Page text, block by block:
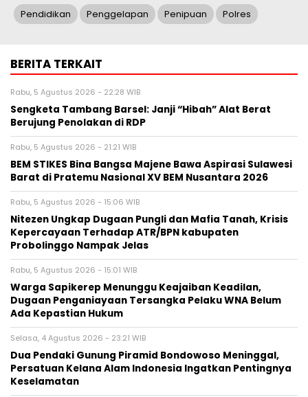
Pendidikan Penggelapan Penipuan Polres
BERITA TERKAIT
Rabu, 5 Agustus 2026 - 22:28 WIB
Sengketa Tambang Barsel: Janji “Hibah” Alat Berat
Berujung Penolakan di RDP
Rabu, 5 Agustus 2026 - 21:21 WIB
BEM STIKES Bina Bangsa Majene Bawa Aspirasi Sulawesi
Barat di Pratemu Nasional XV BEM Nusantara 2026
Rabu, 5 Agustus 2026 - 15:06 WIB
Nitezen Ungkap Dugaan Pungli dan Mafia Tanah, Krisis
Kepercayaan Terhadap ATR/BPN kabupaten
Probolinggo Nampak Jelas
Rabu, 5 Agustus 2026 - 15:01 WIB
Warga Sapikerep Menunggu Keajaiban Keadilan,
Dugaan Penganiayaan Tersangka Pelaku WNA Belum
Ada Kepastian Hukum
Selasa, 4 Agustus 2026 - 23:21 WIB
Dua Pendaki Gunung Piramid Bondowoso Meninggal,
Persatuan Kelana Alam Indonesia Ingatkan Pentingnya
Keselamatan